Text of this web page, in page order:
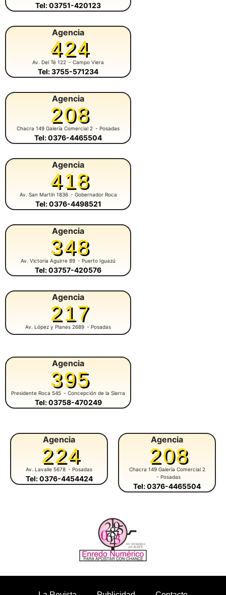
Tel: 03751-420123
Agencia
424
Av. Del Té 122 - Campo Viera
Tel: 3755-571234
Agencia
208
Chacra 149 Galería Comercial 2 - Posadas
Tel: 0376-4465504
Agencia
418
Av. San Martín 1836 - Gobernador Roca
Tel: 0376-4498521
Agencia
348
Av. Victoria Aguirre 89 - Puerto Iguazú
Tel: 03757-420576
Agencia
217
Av. López y Planes 2689 - Posadas
Agencia
395
Presidente Roca 545 - Concepción de la Sierra
Tel: 03758-470249
Agencia
224
Av. Lavalle 5678 - Posadas
Tel: 0376-4454424
Agencia
208
Chacra 149 Galería Comercial 2
- Posadas
Tel: 0376-4465504